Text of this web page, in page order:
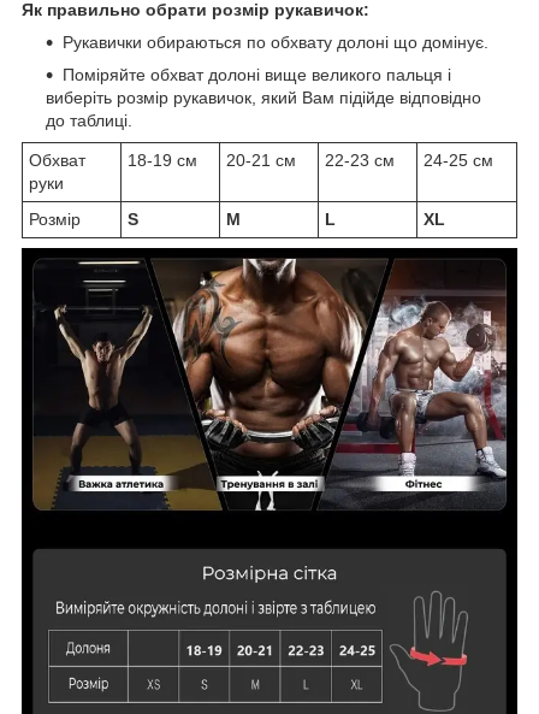
Як правильно обрати розмір рукавичок:
Рукавички обираються по обхвату долоні що домінує.
Поміряйте обхват долоні вище великого пальця і
виберіть розмір рукавичок, який Вам підійде відповідно
до таблиці.
Обхват
руки
18-19 см 20-21 см 22-23 см 24-25 см
Розмір S M L XL